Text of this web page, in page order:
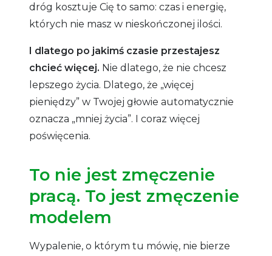
dróg kosztuje Cię to samo: czas i energię,
których nie masz w nieskończonej ilości.
I dlatego po jakimś czasie przestajesz
chcieć więcej. Nie dlatego, że nie chcesz
lepszego życia. Dlatego, że „więcej
pieniędzy” w Twojej głowie automatycznie
oznacza „mniej życia”. I coraz więcej
poświęcenia.
To nie jest zmęczenie
pracą. To jest zmęczenie
modelem
Wypalenie, o którym tu mówię, nie bierze